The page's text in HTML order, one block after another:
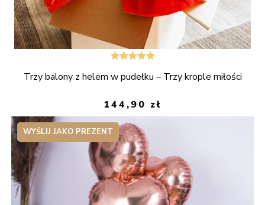
5.00na 5
Trzy balony z helem w pudełku – Trzy krople miłości
144,90 zł
WYŚLIJ JAKO PREZENT